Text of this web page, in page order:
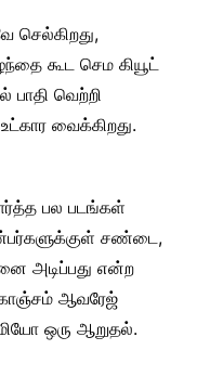
செல்கிறது,
கூட செம கியூட்
பாதி வெற்றி
வைக்கிறது.
பல படங்கள்
சண்டை,
அடிப்பது என்ற
ஆவரேஜ்
ஒரு ஆறுதல்.